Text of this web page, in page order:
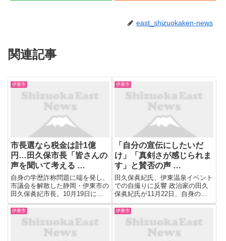
east_shizuokaken-news
関連記事
伊東市
市長選なら税金は計1億
円…田久保市長「皆さんの
声を聞いて考える …
自身の学歴詐称問題に端を発し、
市議会を解散した静岡・伊東市の
田久保眞紀市長。10月19日に行
われた市議会議員選挙では市長派
議員が1人しか当選せず、不信任
案が提出されれば10月中に失職
する見通しだ。市長選が再び行わ
れれば、今回の市議会議員選挙...
伊東市
「自分の宣伝にしたいだ
け」「真剣さが感じられま
す」と賛否の声 …
田久保眞紀氏、伊東温泉イベント
での自撮りに反響 政治家の田久
保眞紀氏が11月22日、自身の
X（旧Twitter）を更新し、地元・
伊東温泉のイベント会場からの自
撮りショットを公開しました。
投稿では 「お天気上々。絶好の
珈琲日和です」 と天候...
伊東市 伊東市